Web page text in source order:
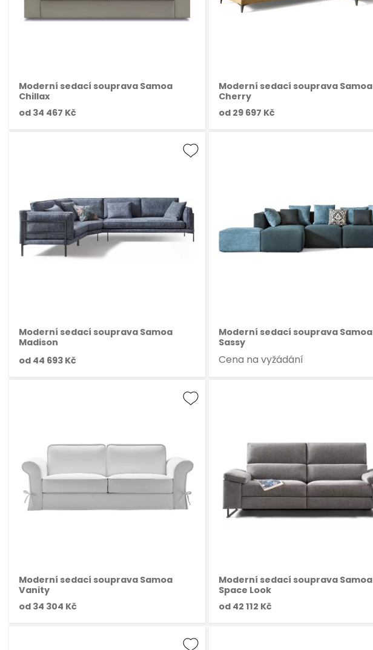
Moderní sedací souprava Samoa
Chillax
od 34 467 Kč
Moderní sedací souprava Samoa
Cherry
od 29 697 Kč
Moderní sedací souprava Samoa
Madison
od 44 693 Kč
Moderní sedací souprava Samoa
Sassy
Cena na vyžádání
Moderní sedací souprava Samoa
Vanity
od 34 304 Kč
Moderní sedací souprava Samoa
Space Look
od 42 112 Kč